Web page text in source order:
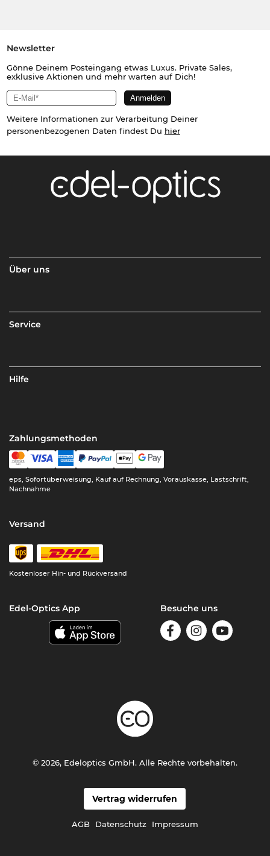
Newsletter
Gönne Deinem Posteingang etwas Luxus. Private Sales,
exklusive Aktionen und mehr warten auf Dich!
Weitere Informationen zur Verarbeitung Deiner
personenbezogenen Daten findest Du hier
Über uns
Service
Hilfe
Zahlungsmethoden
eps, Sofortüberweisung, Kauf auf Rechnung, Vorauskasse, Lastschrift,
Nachnahme
Versand
Kostenloser Hin- und Rückversand
Edel-Optics App Besuche uns
Vertrag widerrufen
AGB Datenschutz Impressum
© 2026, Edeloptics GmbH. Alle Rechte vorbehalten.